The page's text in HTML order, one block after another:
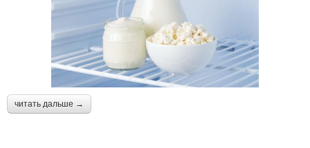
читать дальше →